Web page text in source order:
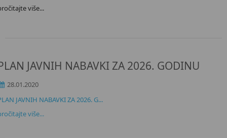
više...
JAVNIH NABAVKI ZA 2026. GODINU
28.01.2020
JAVNIH NABAVKI ZA 2026. G...
više...